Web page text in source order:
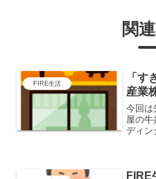
関
FIRE生活
「す
産業
今回は
屋の牛
ディン
美味
FIRE